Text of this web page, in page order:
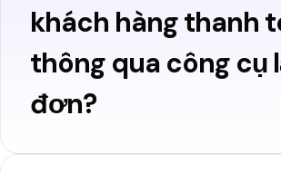
khách hàng thanh
thông qua công cụ
đơn?